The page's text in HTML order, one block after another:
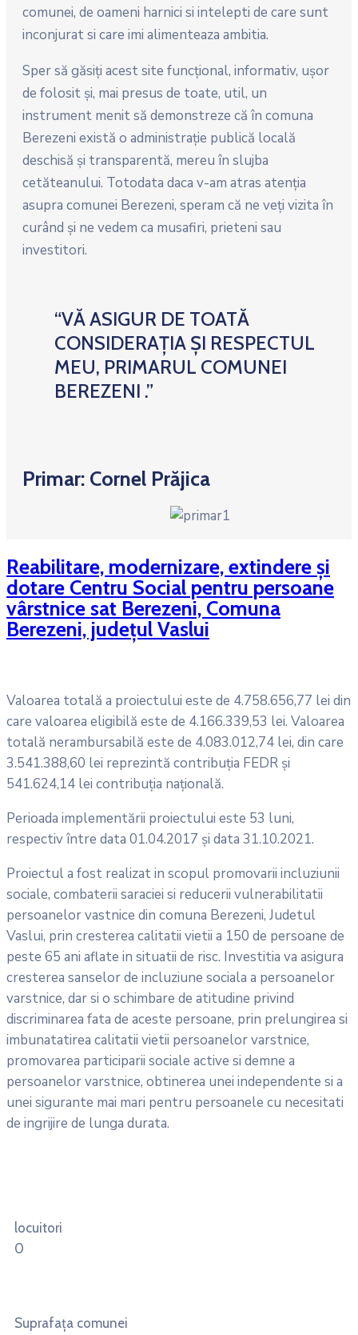
comunei, de oameni harnici si intelepti de care sunt
inconjurat si care imi alimenteaza ambitia.
Sper să găsiţi acest site funcţional, informativ, uşor
de folosit şi, mai presus de toate, util, un
instrument menit să demonstreze că în comuna
Berezeni există o administraţie publică locală
deschisă şi transparentă, mereu în slujba
cetăteanului. Totodata daca v-am atras atenţia
asupra comunei Berezeni, speram că ne veţi vizita în
curând şi ne vedem ca musafiri, prieteni sau
investitori.
“VĂ ASIGUR DE TOATĂ
CONSIDERAȚIA ȘI RESPECTUL
MEU, PRIMARUL COMUNEI
BEREZENI .”
Primar: Cornel Prăjica
Reabilitare, modernizare, extindere și
dotare Centru Social pentru persoane
vârstnice sat Berezeni, Comuna
Berezeni, județul Vaslui
Valoarea totală a proiectului este de 4.758.656,77 lei din
care valoarea eligibilă este de 4.166.339,53 lei. Valoarea
totală nerambursabilă este de 4.083.012,74 lei, din care
3.541.388,60 lei reprezintă contribuţia FEDR și
541.624,14 lei contribuția națională.
Perioada implementării proiectului este 53 luni,
respectiv între data 01.04.2017 şi data 31.10.2021.
Proiectul a fost realizat in scopul promovarii incluziunii
sociale, combaterii saraciei si reducerii vulnerabilitatii
persoanelor vastnice din comuna Berezeni, Judetul
Vaslui, prin cresterea calitatii vietii a 150 de persoane de
peste 65 ani aflate in situatii de risc. Investitia va asigura
cresterea sanselor de incluziune sociala a persoanelor
varstnice, dar si o schimbare de atitudine privind
discriminarea fata de aceste persoane, prin prelungirea si
imbunatatirea calitatii vietii persoanelor varstnice,
promovarea participarii sociale active si demne a
persoanelor varstnice, obtinerea unei independente si a
unei sigurante mai mari pentru persoanele cu necesitati
de ingrijire de lunga durata.
locuitori
0
Suprafața comunei